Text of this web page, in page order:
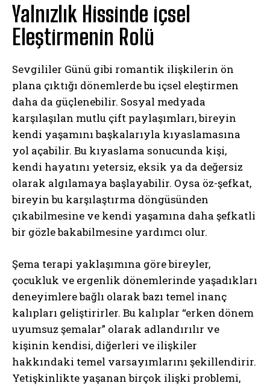
Yalnızlık Hissinde içsel
Eleştirmenin Rolü
Sevgililer Günü gibi romantik ilişkilerin ön
plana çıktığı dönemlerde bu içsel eleştirmen
daha da güçlenebilir. Sosyal medyada
karşılaşılan mutlu çift paylaşımları, bireyin
kendi yaşamını başkalarıyla kıyaslamasına
yol açabilir. Bu kıyaslama sonucunda kişi,
kendi hayatını yetersiz, eksik ya da değersiz
olarak algılamaya başlayabilir. Oysa öz-şefkat,
bireyin bu karşılaştırma döngüsünden
çıkabilmesine ve kendi yaşamına daha şefkatli
bir gözle bakabilmesine yardımcı olur.
Şema terapi yaklaşımına göre bireyler,
çocukluk ve ergenlik dönemlerinde yaşadıkları
deneyimlere bağlı olarak bazı temel inanç
kalıpları geliştirirler. Bu kalıplar “erken dönem
uyumsuz şemalar” olarak adlandırılır ve
kişinin kendisi, diğerleri ve ilişkiler
hakkındaki temel varsayımlarını şekillendirir.
Yetişkinlikte yaşanan birçok ilişki problemi,